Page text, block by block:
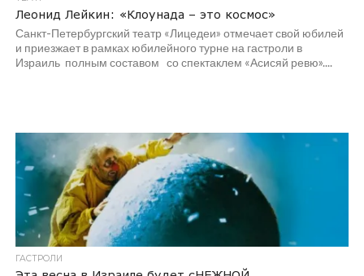
Леонид Лейкин: «Клоунада – это космос»
Санкт-Петербургский театр «Лицедеи» отмечает свой юбилей
и приезжает в рамках юбилейного турне на гастроли в
Израиль полным составом со спектаклем «Асисяй ревю»....
ГАСТРОЛИ